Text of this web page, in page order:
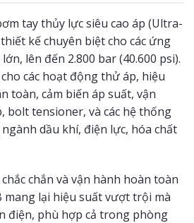
tay thủy lực siêu cao áp (Ultra-
kế chuyên biệt cho các ứng
lên đến 2.800 bar (40.600 psi).
các hoạt động thử áp, hiệu
toàn, cảm biến áp suất, vận
bolt tensioner, và các hệ thống
dầu khí, điện lực, hóa chất
chắn và vận hành hoàn toàn
mang lại hiệu suất vượt trội mà
điện, phù hợp cả trong phòng